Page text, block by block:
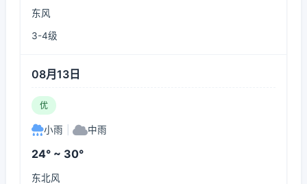
东风
3-4级
08月13日
优
小雨 中雨
24° ~ 30°
东北风